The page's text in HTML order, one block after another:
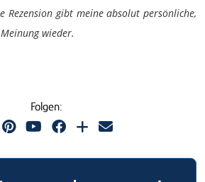
Rezension gibt meine absolut persönliche,
wieder.
Folgen: